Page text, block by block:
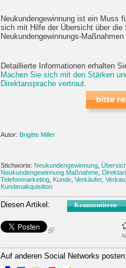
Neukundengewinnung ist ein Muss
sich mit Hilfe der Übersicht über
Neukundengewinnungs-
Detaillierte Informationen erhalten
Machen Sie sich mit den Stärken
Direktansprache vertraut
Autor: Brigitte Miller
Stichworte: Neukundengewinnung
Neukundengewinnung Maßnahme
Telefonmarketing Kunde Verkäufer,
Kundenakquisition
Diesen Artikel: Kommentieren
Auf anderen Social Networks